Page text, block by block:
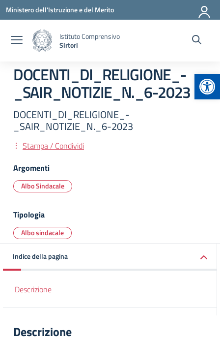
Vai ai contenuti
Vai al menu di navigazione
Vai al footer
Ministero dell'Istruzione e del Merito
Istituto Comprensivo
Sirtori
DOCENTI_DI_RELIGIONE_-
_SAIR_NOTIZIE_N._6-2023
DOCENTI_DI_RELIGIONE_-
_SAIR_NOTIZIE_N._6-2023
Stampa / Condividi
Argomenti
Albo Sindacale
Tipologia
Albo sindacale
Indice della pagina
Descrizione
Descrizione